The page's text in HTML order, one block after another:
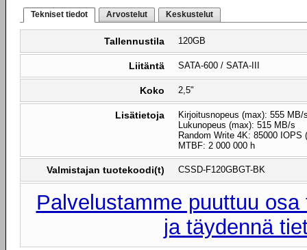
Tekniset tiedot Arvostelut Keskustelut
Tallennustila 120GB
Liitäntä SATA-600 / SATA-III
Koko 2,5"
Lisätietoja
Kirjoitusnopeus (max): 555 MB/
Lukunopeus (max): 515 MB/s
Random Write 4K: 85000 IOPS
MTBF: 2 000 000 h
Valmistajan tuotekoodi(t) CSSD-F120GBGT-BK
Palvelustamme puuttuu
ja täydennä